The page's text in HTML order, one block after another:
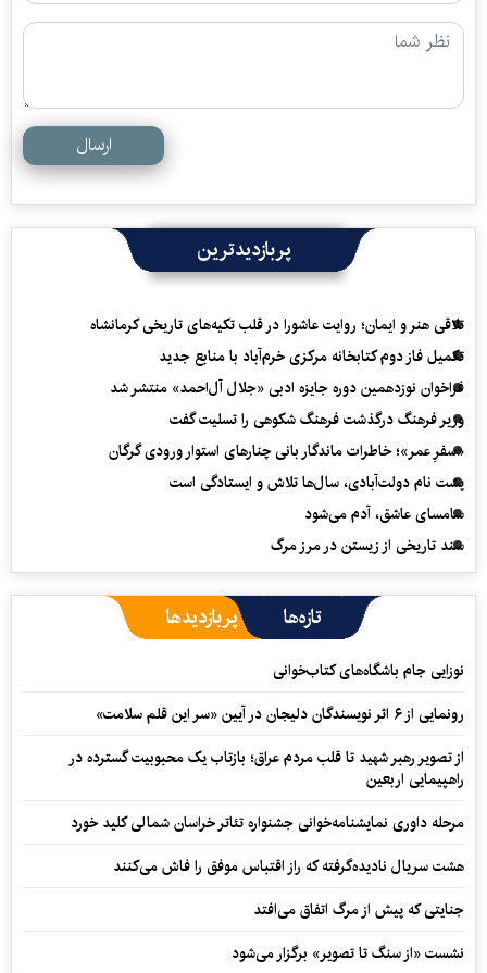
ارسال
پربازدیدترین
تلاقی هنر و ایمان؛ روایت عاشورا در قلب تکیه‌های تاریخی کرمانشاه
تکمیل فاز دوم کتابخانه مرکزی خرم‌آباد با منابع جدید
فراخوان نوزدهمین دوره جایزه ادبی «جلال آل‌احمد» منتشر شد
وزیر فرهنگ درگذشت فرهنگ شکوهی را تسلیت گفت
«سفرِ عمر»؛ خاطرات ماندگار بانی چنارهای استوار ورودی گرگان
پشت نام دولت‌آبادی، سال‌ها تلاش و ایستادگی است
سامسای عاشق، آدم می‌شود
سند تاریخی از زیستن در مرز مرگ
تازه‌ها پربازدیدها
نوزایی جام باشگاه‌های کتاب‌خوانی
رونمایی از ۶ اثر نویسندگان دلیجان در آیین «سر این قلم سلامت»
از تصویر رهبر شهید تا قلب مردم عراق؛ بازتاب یک محبوبیت گسترده در
راهپیمایی اربعین
مرحله داوری نمایشنامه‌خوانی جشنواره تئاتر خراسان شمالی کلید خورد
هشت سریال نادیده‌گرفته که راز اقتباس موفق را فاش می‌کنند
جنایتی که پیش از مرگ اتفاق می‌افتد
نشست «از سنگ تا تصویر» برگزار می‌شود